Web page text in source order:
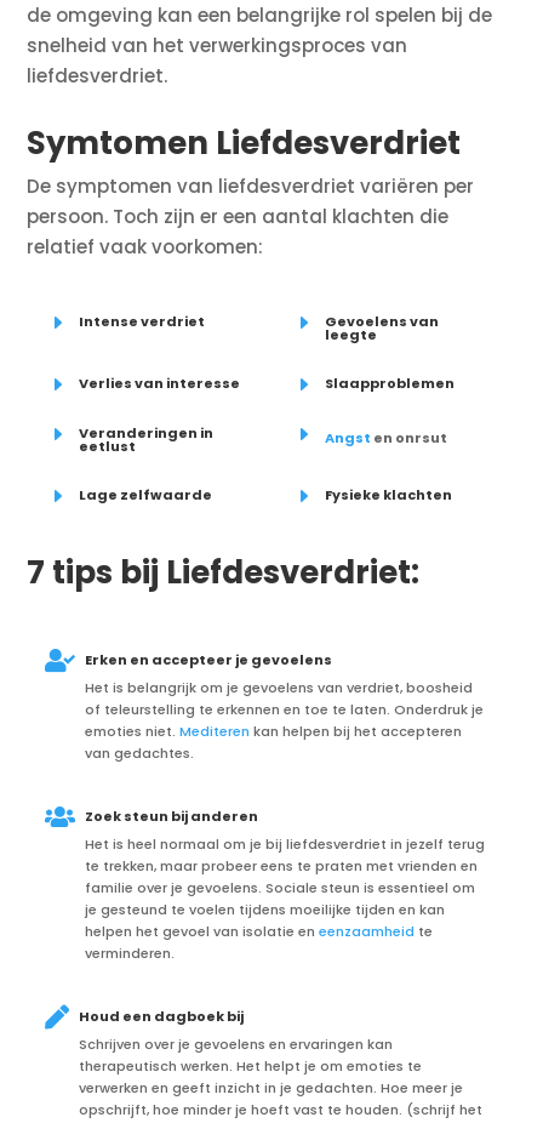
de omgeving kan een belangrijke rol spelen bij de
snelheid van het verwerkingsproces van
liefdesverdriet.
Symtomen Liefdesverdriet
De symptomen van liefdesverdriet variëren per
persoon. Toch zijn er een aantal klachten die
relatief vaak voorkomen:
E Intense verdriet E Gevoelens van
leegte
E Verlies van interesse E Slaapproblemen
E Veranderingen in
eetlust E Angst en onrsut
E Lage zelfwaarde E Fysieke klachten
7 tips bij Liefdesverdriet:
 Erken en accepteer je gevoelens
Het is belangrijk om je gevoelens van verdriet, boosheid
of teleurstelling te erkennen en toe te laten. Onderdruk je
emoties niet.Mediteren kan helpen bij het accepteren
van gedachtes.
 Zoek steun bij anderen
Het is heel normaal om je bij liefdesverdriet in jezelf terug
te trekken, maar probeer eens te praten met vrienden en
familie over je gevoelens. Sociale steun is essentieel om
je gesteund te voelen tijdens moeilijke tijden en kan
helpen het gevoel van isolatie eneenzaamheid te
verminderen.
 Houd een dagboek bij
Schrijven over je gevoelens en ervaringen kan
therapeutisch werken. Het helpt je om emoties te
verwerken en geeft inzicht in je gedachten. Hoe meer je
opschrijft, hoe minder je hoeft vast te houden. (schrijf het